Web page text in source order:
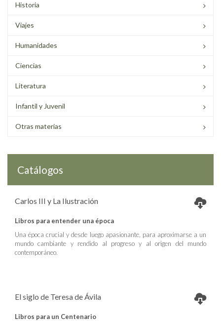
Historia
Viajes
Humanidades
Ciencias
Literatura
Infantil y Juvenil
Otras materias
Catálogos
Carlos III y La Ilustración
Libros para entender una época
Una época crucial y desde luego apasionante, para aproximarse a un
mundo cambiante y rendido al progreso y al origen del mundo
contemporáneo.
El siglo de Teresa de Ávila
Libros para un Centenario